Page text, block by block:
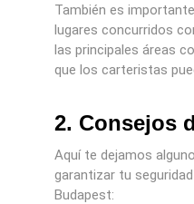
También es
lugares concurridos
las principales áreas
que los carteristas
2. Consejos
Aquí te dejamos
garantizar tu
Budapest: